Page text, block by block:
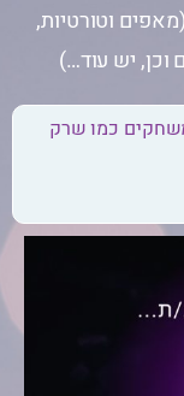
וטורטיות,
וכן, יש עוד…)
כמו שרק